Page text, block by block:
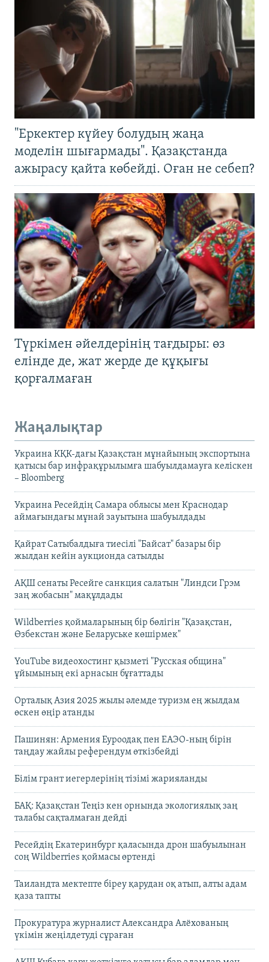
"Еркектер күйеу болудың жаңа
моделін шығармады". Қазақстанда
ажырасу қайта көбейді. Оған не себеп?
Түркімен әйелдерінің тағдыры: өз
елінде де, жат жерде де құқығы
қорғалмаған
Жаңалықтар
Украина КҚК-дағы Қазақстан мұнайының экспортына
қатысы бар инфрақұрылымға шабуылдамауға келіскен
– Bloomberg
Украина Ресейдің Самара облысы мен Краснодар
аймағындағы мұнай зауытына шабуылдады
Қайрат Сатыбалдыға тиесілі "Байсат" базары бір
жылдан кейін аукционда сатылды
АҚШ сенаты Ресейге санкция салатын "Линдси Грэм
заң жобасын" мақұлдады
Wildberries қоймаларының бір бөлігін "Қазақстан,
Өзбекстан және Беларуське көшірмек"
YouTube видеохостинг қызметі "Русская община"
ұйымының екі арнасын бұғаттады
Орталық Азия 2025 жылы әлемде туризм ең жылдам
өскен өңір атанды
Пашинян: Армения Еуроодақ пен ЕАЭО-ның бірін
таңдау жайлы референдум өткізбейді
Білім грант иегерлерінің тізімі жарияланды
БАҚ: Қазақстан Теңіз кен орнында экологиялық заң
талабы сақталмаған дейді
Ресейдің Екатеринбург қаласында дрон шабуылынан
соң Wildberries қоймасы өртенді
Таиландта мектепте біреу қарудан оқ атып, алты адам
қаза тапты
Прокуратура журналист Александра Алёхованың
үкімін жеңілдетуді сұраған